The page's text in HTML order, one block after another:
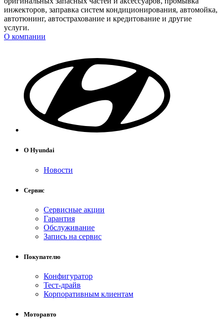
инжекторов, заправка систем кондиционирования, автомойка,
автотюнинг, автострахование и кредитование и другие
услуги.
О компании
О Hyundai
Новости
Сервис
Сервисные акции
Гарантия
Обслуживание
Запись на сервис
Покупателю
Конфигуратор
Тест-драйв
Корпоративным клиентам
Моторавто